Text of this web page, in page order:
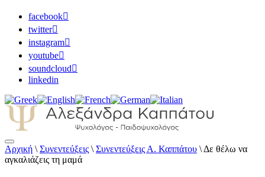
facebook
twitter
instagram
youtube
soundcloud
linkedin
Αλεξάνδρα Καππάτου Ψυχολόγος –
Παιδοψυχολόγος
Αρχική \ Συνεντεύξεις \ Συνεντεύξεις Α. Καππάτου \ Δε θέλω να
αγκαλιάζεις τη μαμά